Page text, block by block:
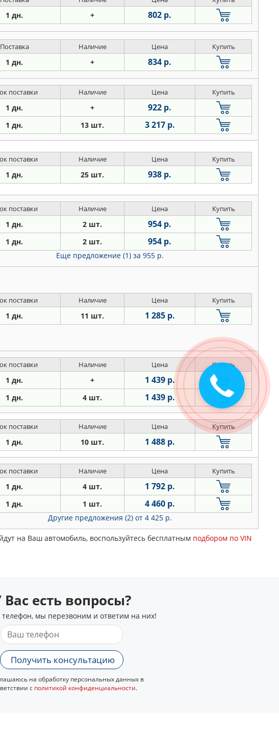
1 дн. + 802 р.
Поставка Наличие Цена Купить
1 дн. + 834 р.
поставки Наличие Цена Купить
1 дн. + 922 р.
1 дн. 13 шт. 3 217 р.
поставки Наличие Цена Купить
1 дн. 25 шт. 938 р.
поставки Наличие Цена Купить
1 дн. 2 шт. 954 р.
1 дн. 2 шт. 954 р.
Еще предложение (1) за 955 р.
поставки Наличие Цена Купить
1 дн. 11 шт. 1 285 р.
поставки Наличие Цена Купить
1 дн. + 1 439 р.
1 дн. 4 шт. 1 439 р.
поставки Наличие Цена Купить
1 дн. 10 шт. 1 488 р.
поставки Наличие Цена Купить
1 дн. 4 шт. 1 792 р.
1 дн. 1 шт. 4 460 р.
Другие предложения (2) от 4 425 р.
на Ваш автомобиль, воспользуйтесь бесплатным подбором по VIN
Вас есть вопросы?
телефон, мы перезвоним и ответим на них!
Получить консультацию
на обработку персональных данных в
с политикой конфиденциальности.